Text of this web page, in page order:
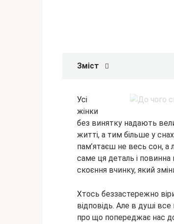
Зміст
Усі
жінки
без винятку надають
житті, а тим більше у
пам’ятаєш не весь сон,
саме ця деталь і повинна
скоєння вчинку, який
Хтось беззастережно
відповідь. Але в душі
про що попереджає нас